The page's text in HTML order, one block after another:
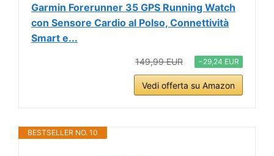
Garmin Forerunner 35 GPS Running Watch
con Sensore Cardio al Polso, Connettività
Smart e...
149,99 EUR −29,24 EUR
Vedi offerta su Amazon
BESTSELLER NO. 10